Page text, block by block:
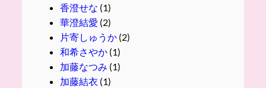
香澄せな (1)
華澄結愛 (2)
片寄しゅうか(2)
和希さやか(1)
加藤なつみ (1)
加藤結衣 (1)